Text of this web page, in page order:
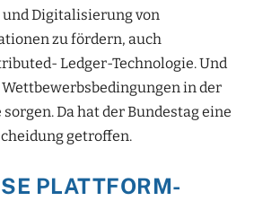
Digitalisierung von
zu fördern, auch
Ledger-Technologie. Und
in der
Da hat der Bundestag eine
getroffen.
PLATTFORM-K